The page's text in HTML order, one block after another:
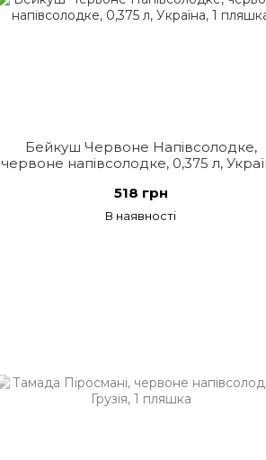
Бейкуш Червоне Напівсолодке,
червоне напівсолодке, 0,375 л,
518 грн
В наявності